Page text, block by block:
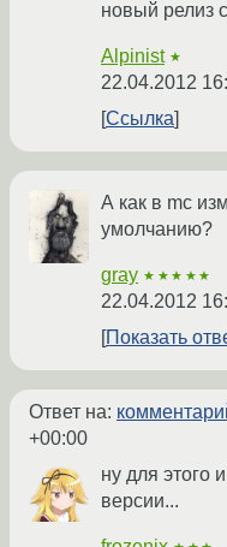
новый релиз
Alpinist ★
22.04.2012
Ссылка
А как в mc
умолчанию?
gray ★★★★★
22.04.2012
Показать
Ответ на:
+00:00
ну для этого
версии...